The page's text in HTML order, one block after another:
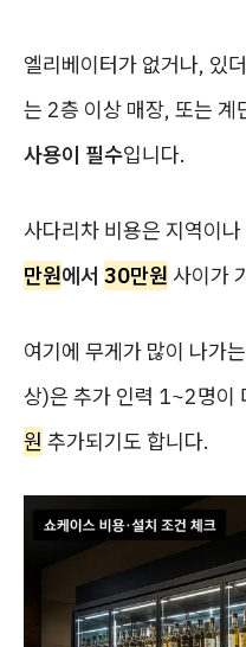
엘리베이터가 없거나, 있
는 2층 이상 매장, 또는 계
사용이 필수입니다.
사다리차 비용은 지역이
만원에서 30만원 사이가
여기에 무게가 많이 나가
상)은 추가 인력 1~2명이
원 추가되기도 합니다.